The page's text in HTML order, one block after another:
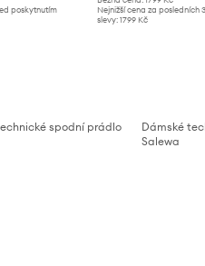
poskytnutím
Nejnižší cena za posledních
slevy: 1799 Kč
spodní prádlo
Dámské
Salewa